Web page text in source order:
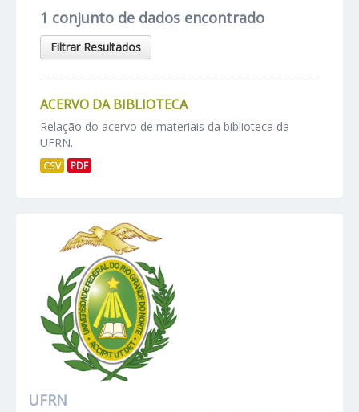
1 conjunto de dados encontrado
Filtrar Resultados
ACERVO DA BIBLIOTECA
Relação do acervo de materiais da biblioteca da
UFRN.
CSV PDF
UFRN